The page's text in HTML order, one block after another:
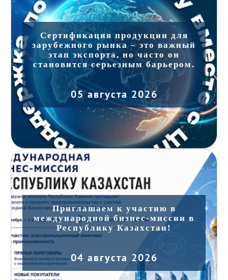
Сертификация продукции для
зарубежного рынка – это важный
этап экспорта, но часто он
становится серьезным барьером.
05 августа 2026
Приглашаем к участию в
международной бизнес-миссии в
Республику Казахстан!
04 августа 2026